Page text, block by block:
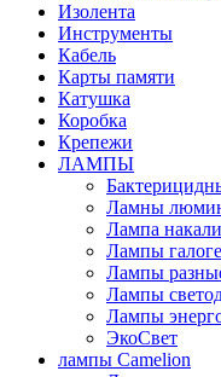
Изолента
Инструменты
Кабель
Карты памяти
Катушка
Коробка
Крепежи
ЛАМПЫ
Ламны
Лампа
Лампы
Лампы
Лампы
Лампы
ЭкоСвет
лампы Camelion